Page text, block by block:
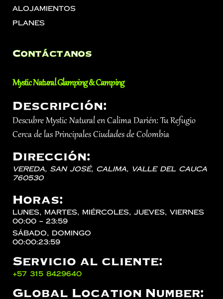
Alojamientos
Planes
Contáctanos
Mystic Natural Glamping & Camping
Descripción:
Descubre Mystic Natural en Calima Darién: Tu Refugio
Cerca de las Principales Ciudades de Colombia
Dirección:
Vereda, San José, Calima, Valle del Cauca
760530
Horas:
lunes, martes, miércoles, jueves, viernes
00:00 – 23:59
sábado, domingo
00:00:23:59
Servicio al cliente:
‪+57 315 8429640‬
Global Location Number: